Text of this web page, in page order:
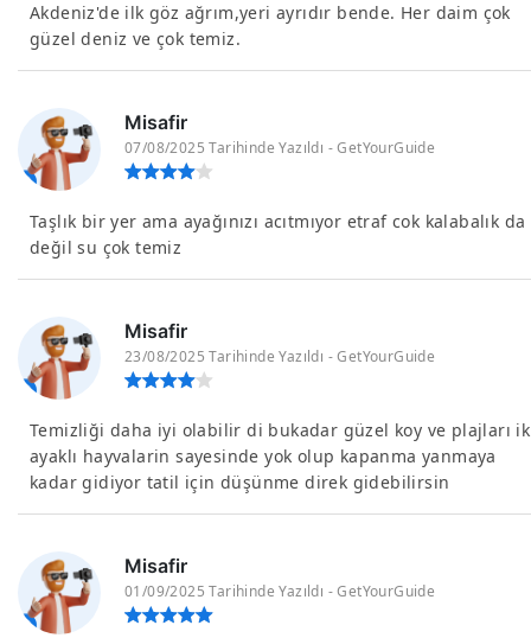
Akdeniz'de ilk göz ağrım,yeri ayrıdır bende. Her daim çok
güzel deniz ve çok temiz.
Misafir
07/08/2025 Tarihinde Yazıldı - GetYourGuide
Taşlık bir yer ama ayağınızı acıtmıyor etraf cok kalabalık da
değil su çok temiz
Misafir
23/08/2025 Tarihinde Yazıldı - GetYourGuide
Temizliği daha iyi olabilir di bukadar güzel koy ve plajları
ayaklı hayvalarin sayesinde yok olup kapanma yanmaya
kadar gidiyor tatil için düşünme direk gidebilirsin
Misafir
01/09/2025 Tarihinde Yazıldı - GetYourGuide